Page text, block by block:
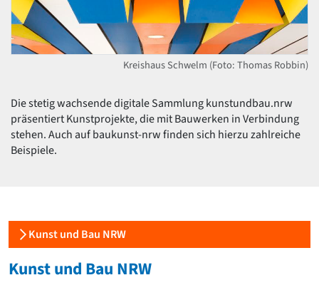
David Chipperfield
Harald Deilmann
Gottfried Böhm
Schneider von Esleben
Big Beautiful Buildings (Großbauten der Nachkriegszeit)
Epochen
Gesamtübersicht...
Gegenwart
Reformarchitektur
Jugendstil
Historismus
Klassizismus
Kreishaus Schwelm (Foto: Thomas Robbin)
Die stetig wachsende digitale Sammlung kunstundbau.nrw
präsentiert Kunstprojekte, die mit Bauwerken in Verbindung
stehen. Auch auf baukunst-nrw finden sich hierzu zahlreiche
Beispiele.
Kunst und Bau NRW
Kunst und Bau NRW